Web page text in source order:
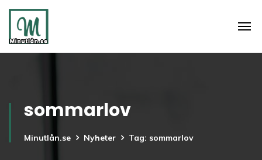
sommarlov
Minutlån.se Nyheter Tag: sommarlov